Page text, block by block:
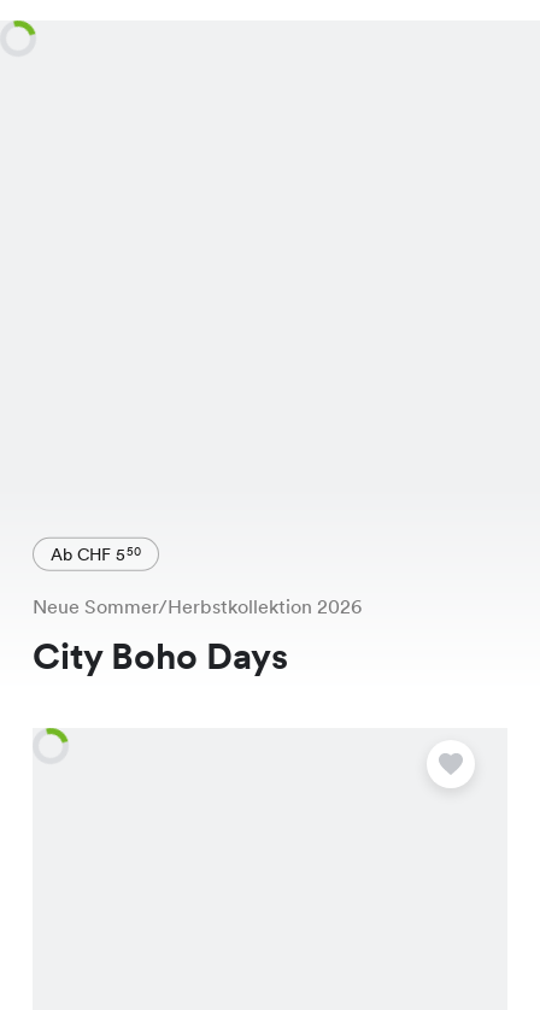
Ab CHF 550
Neue Sommer/Herbstkollektion 2026
City Boho Days